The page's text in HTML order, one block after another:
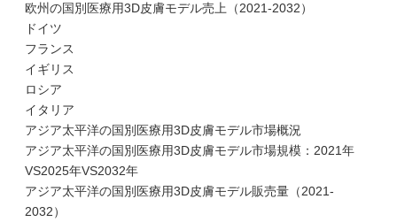
欧州の国別医療用3D皮膚モデル売上（2021-2032）
ドイツ
フランス
イギリス
ロシア
イタリア
アジア太平洋の国別医療用3D皮膚モデル市場概況
アジア太平洋の国別医療用3D皮膚モデル市場規模：2021年
VS2025年VS2032年
アジア太平洋の国別医療用3D皮膚モデル販売量（2021-
2032）